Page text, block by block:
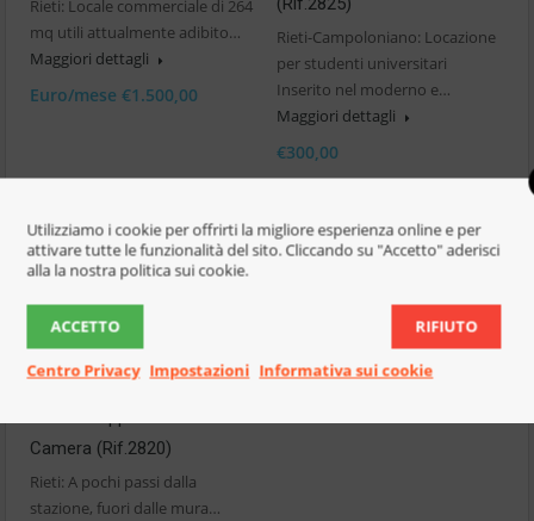
Rieti: Locale commerciale di 264
mq utili attualmente adibito…
Maggiori dettagli
Euro/mese €1.500,00
Rieti-Campoloniano: Locazione
per studenti universitari
Inserito nel moderno e…
Maggiori dettagli
€300,00
Rieti-Zona Stazione:
Camera (Rif.2820)
Rieti: A pochi passi dalla
stazione, fuori dalle mura…
Utilizziamo i cookie per offrirti la migliore esperienza online e per
attivare tutte le funzionalità del sito. Cliccando su "Accetto" aderisci
alla la nostra politica sui cookie.
ACCETTO RIFIUTO
Centro Privacy Impostazioni Informativa sui cookie